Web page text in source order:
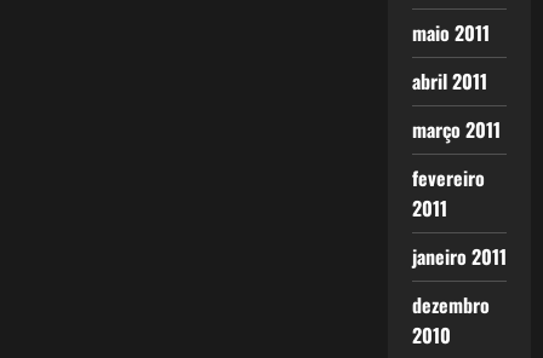
maio 2011
abril 2011
março 2011
fevereiro
2011
janeiro 2011
dezembro
2010